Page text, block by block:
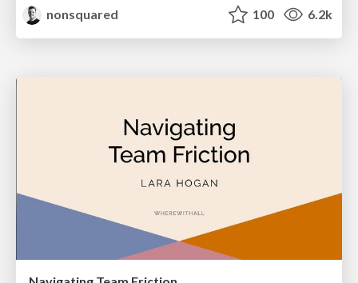
nonsquared
100 6.2k